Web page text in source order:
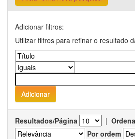
Adicionar filtros:
Utilizar filtros para refinar o resultado
Resultados/Página |
Por ordem